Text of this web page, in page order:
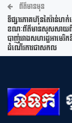
ព័ត៌មានមុន
ទីផ្សារភាគហ៊ុនតៃវ៉ាន់ហ
ខណៈព័ត៌មានសុសសា
បាញ់រវាងសហរដ្ឋអាមេរិ
ដំណើរការជាសកល